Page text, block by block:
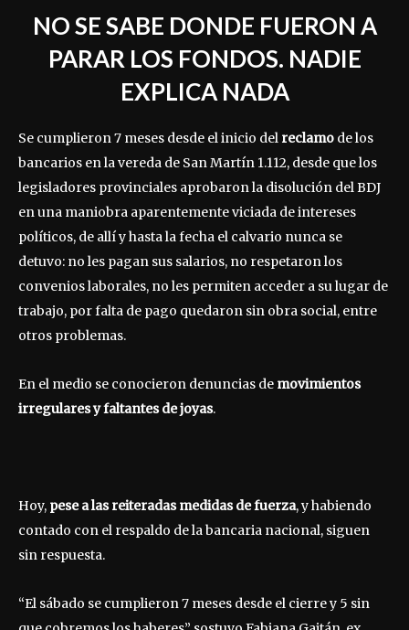
NO SE SABE DONDE FUERON A
PARAR LOS FONDOS. NADIE
EXPLICA NADA
Se cumplieron 7 meses desde el inicio del reclamo de los
bancarios en la vereda de San Martín 1.112, desde que los
legisladores provinciales aprobaron la disolución del BDJ
en una maniobra aparentemente viciada de intereses
políticos, de allí y hasta la fecha el calvario nunca se
detuvo: no les pagan sus salarios, no respetaron los
convenios laborales, no les permiten acceder a su lugar de
trabajo, por falta de pago quedaron sin obra social, entre
otros problemas.
En el medio se conocieron denuncias de movimientos
irregulares y faltantes de joyas.
Hoy, pese a las reiteradas medidas de fuerza, y habiendo
contado con el respaldo de la bancaria nacional, siguen
sin respuesta.
“El sábado se cumplieron 7 meses desde el cierre y 5 sin